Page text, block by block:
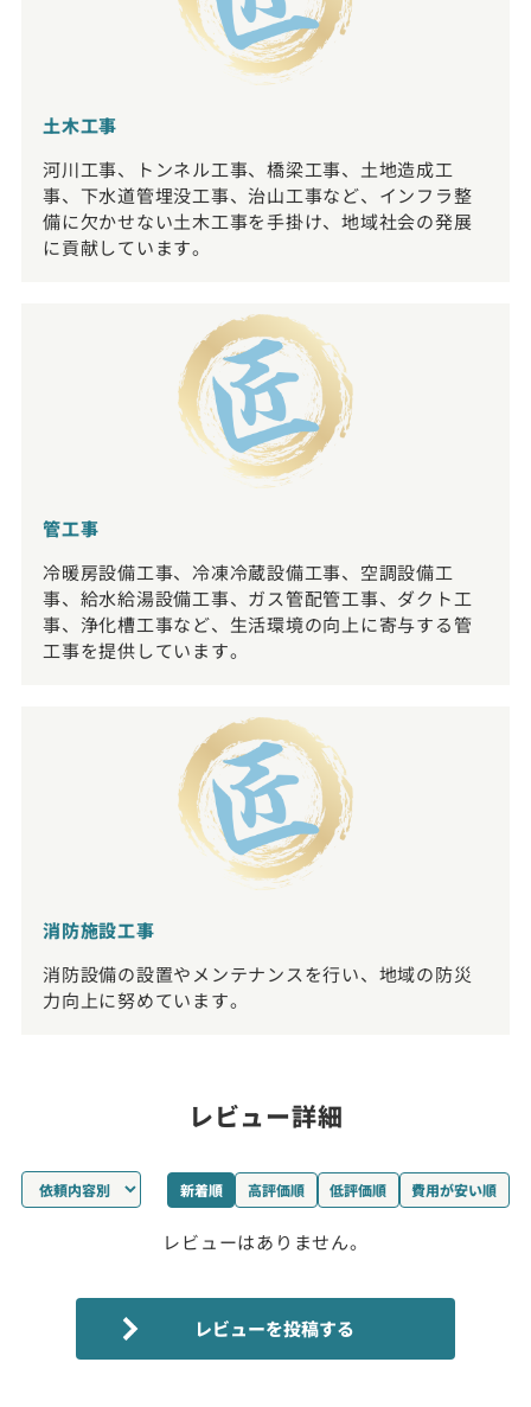
土木工事
河川工事、トンネル工事、橋梁工事、土地造成工
事、下水道管埋没工事、治山工事など、インフラ整
備に欠かせない土木工事を手掛け、地域社会の発展
に貢献しています。
管工事
冷暖房設備工事、冷凍冷蔵設備工事、空調設備工
事、給水給湯設備工事、ガス管配管工事、ダクト工
事、浄化槽工事など、生活環境の向上に寄与する管
工事を提供しています。
消防施設工事
消防設備の設置やメンテナンスを行い、地域の防災
力向上に努めています。
レビュー詳細
新着順 高評価順 低評価順 費用が安い順
レビューはありません。